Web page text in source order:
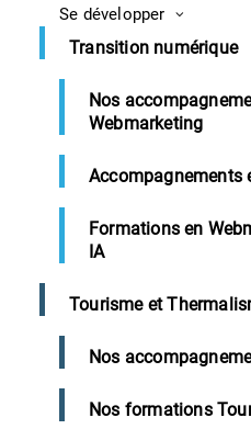
Se développer
Transition numérique
Nos
Webmarketing
Accompagnements
Formations en
IA
Tourisme et
Nos
Nos formations
Accueil Revue de
Revue de presse
Landes